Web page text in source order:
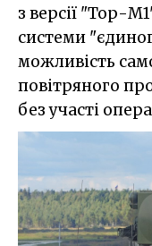
з версії "Тор-
системи
можливість
повітряного
без участі